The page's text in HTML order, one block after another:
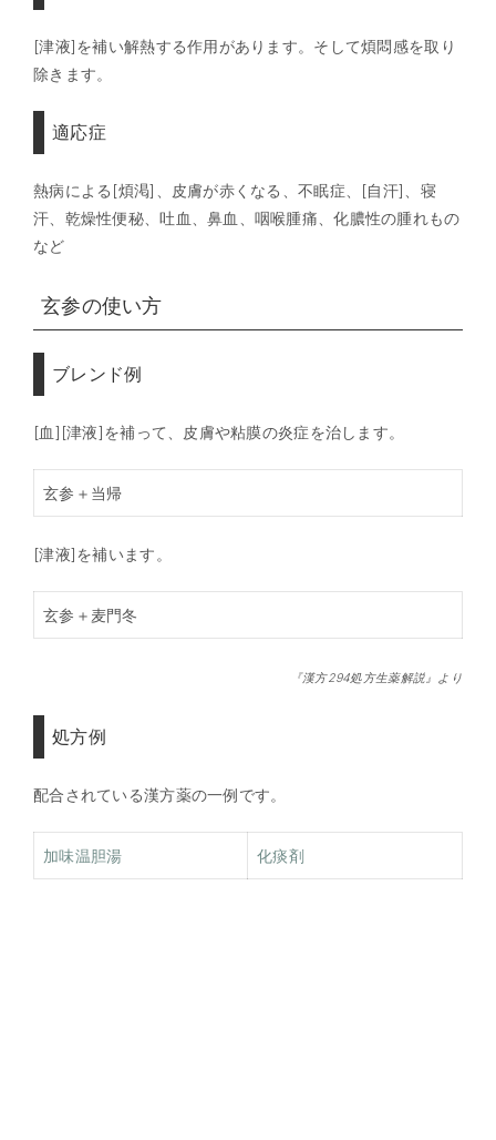
[津液]を補い解熱する作用があります。そして煩悶感を取り
除きます。
適応症
熱病による[煩渇]、皮膚が赤くなる、不眠症、[自汗]、寝
汗、乾燥性便秘、吐血、鼻血、咽喉腫痛、化膿性の腫れもの
など
玄参の使い方
ブレンド例
[血][津液]を補って、皮膚や粘膜の炎症を治します。
玄参＋当帰
[津液]を補います。
玄参＋麦門冬
『漢方294処方生薬解説』より
処方例
配合されている漢方薬の一例です。
加味温胆湯 化痰剤